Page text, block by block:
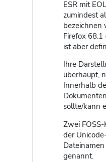
ESR mit
zumindest
bezeichnen
Firefox
ist aber
Ihre
überhaupt,
Innerhalb
sollte/kann
Zwei
der
genannt.